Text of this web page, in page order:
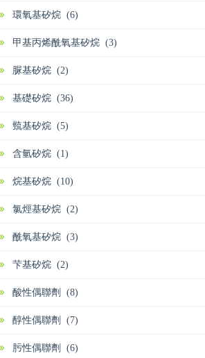
環氧基矽烷 (6)
甲基丙烯酰氧基矽烷 (3)
脲基矽烷 (2)
基礎矽烷 (36)
巰基矽烷 (5)
含氫矽烷 (1)
烷基矽烷 (10)
氯烴基矽烷 (2)
酰氧基矽烷 (3)
芐基矽烷 (2)
酸性偶聯劑 (8)
醇性偶聯劑 (7)
肟性偶聯劑 (6)